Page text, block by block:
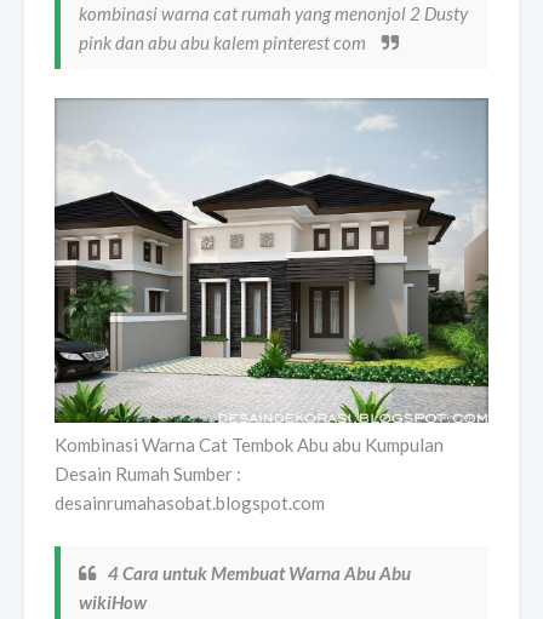
kombinasi warna cat rumah yang menonjol 2 Dusty
pink dan abu abu kalem pinterest com
Kombinasi Warna Cat Tembok Abu abu Kumpulan
Desain Rumah Sumber :
desainrumahasobat.blogspot.com
4 Cara untuk Membuat Warna Abu Abu
wikiHow